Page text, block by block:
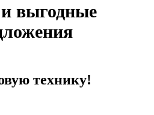
выгодные
технику!